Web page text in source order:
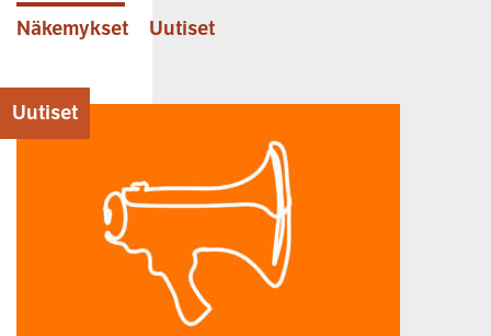
Näkemykset
Uutiset
Uutiset